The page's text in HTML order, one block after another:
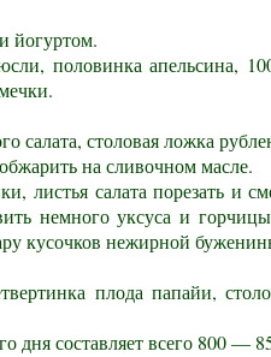
йогуртом.
половинка апельсина,
салата, столовая ложка
на сливочном масле.
листья салата порезать и
немного уксуса и
кусочков нежирной
плода папайи,
дня составляет всего 800 —